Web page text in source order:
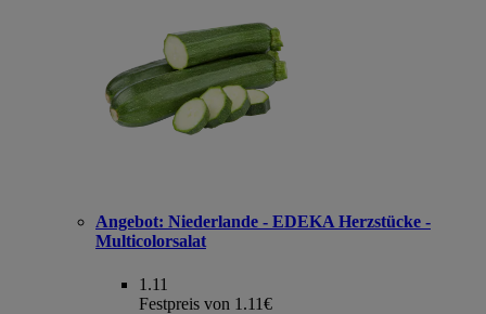
Angebot: Niederlande - EDEKA Herzstücke -
Multicolorsalat
1.11
Festpreis von 1.11€